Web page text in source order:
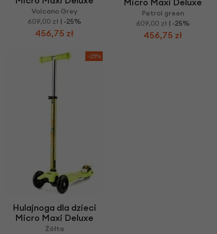
Volcano Grey
609,00 zł | -25%
456,75 zł
Micro Maxi Deluxe
Petrol green
609,00 zł | -25%
456,75 zł
-25%
Hulajnoga dla dzieci
Micro Maxi Deluxe
Żółta